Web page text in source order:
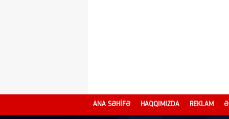
ANA SƏHİFƏ HAQQIMIZDA REKLAM